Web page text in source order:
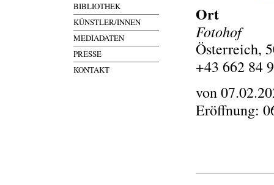
BIBLIOTHEK
KÜNSTLER/INNEN
MEDIADATEN
PRESSE
KONTAKT
Ort
Fotohof
Österreich,
+43 662 84
von
Eröffnung: